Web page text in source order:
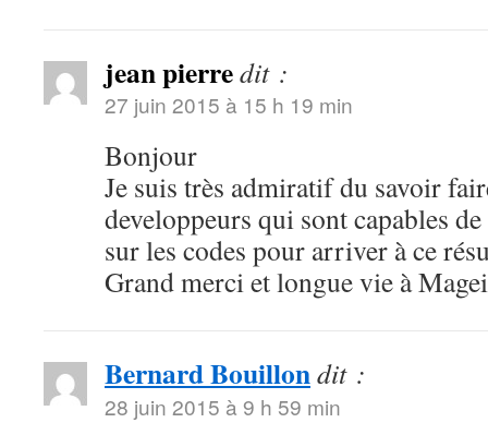
jean pierredit :
27 juin 2015 à 15 h 19 min
Bonjour
Je suis très admiratif du savoir
developpeurs qui sont capables
sur les codes pour arriver à ce
Grand merci et longue vie à
Bernard Bouillondit :
28 juin 2015 à 9 h 59 min